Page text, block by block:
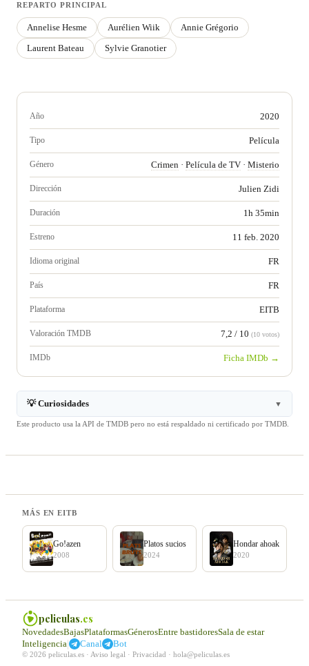
REPARTO PRINCIPAL
Annelise Hesme Aurélien Wiik
Annie Grégorio
Laurent Bateau
Sylvie Granotier
Año 2020
Tipo Película
Género Crimen · Película de TV · Misterio
Dirección Julien Zidi
Duración 1h 35min
Estreno 11 feb. 2020
Idioma original FR
País FR
Plataforma EITB
Valoración TMDB 7,2 / 10 (10 votos)
IMDb Ficha IMDb →
💡 Curiosidades ▼
Este producto usa la API de TMDB pero no está respaldado ni certificado por TMDB.
MÁS EN EITB
Go!azen
2008
Platos sucios
2024
Hondar ahoak
2020
peliculas.es
NovedadesBajasPlataformasGénerosEntre bastidoresSala de estar
Inteligencia| Canal Bot
© 2026 peliculas.es · Aviso legal · Privacidad · hola@peliculas.es